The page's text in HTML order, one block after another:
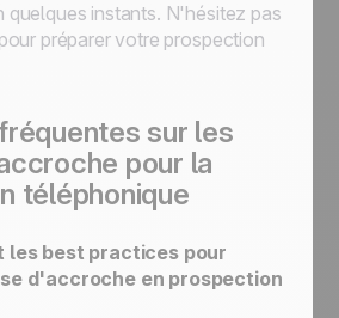
quelques instants. N'hésitez pas
préparer votre prospection
sur les
pour la
téléphonique
les best practices pour
d'accroche en prospection